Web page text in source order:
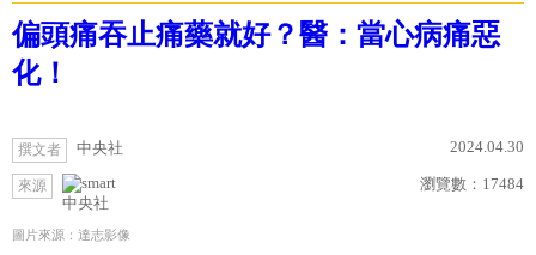
偏頭痛吞止痛藥就好？醫：當心病痛惡
化！
撰文者 中央社 2024.04.30
來源
中央社
瀏覽數： 17484
圖片來源：達志影像